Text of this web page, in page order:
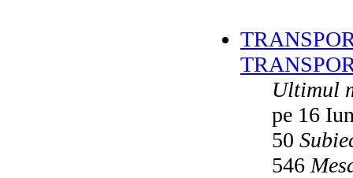
Ultimul
pe 16
50
546